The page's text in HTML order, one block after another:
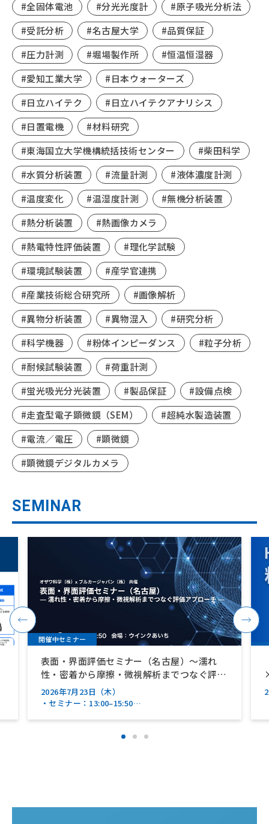
#全固体電池 #分光光度計
#原子吸光分析法
#受託分析
#名古屋大学
#品質保証
#圧力計測
#堀場製作所
#恒温恒湿器
#愛知工業大学
#日本ウォーターズ
#日立ハイテク
#日立ハイテクアナリシス
#日置電機
#材料研究
#東海国立大学機構統括技術センター
#柴田科学
#水質分析装置
#流量計測
#液体濃度計測
#温度変化
#温湿度計測
#無機分析装置
#熱分析装置
#熱画像カメラ
#熱電特性評価装置
#理化学試験
#環境試験装置
#産学官連携
#産業技術総合研究所
#画像解析
#異物分析装置
#異物混入
#研究分析
#科学機器
#粉体インピーダンス
#粒子分析
#耐候試験装置
#荷重計測
#蛍光吸光分光装置
#製品保証
#設備点検
#走査型電子顕微鏡（SEM）
#超純水製造装置
#電流／電圧
#顕微鏡
#顕微鏡デジタルカメラ
SEMINAR
開催中セミナー
表面・界面評価セミナー（名古屋）～濡れ
性・密着から摩擦・微視解析までつなぐ評価
アプローチ～【ブルカージャパン（株）共
催】
2026年7月23日（木）
・セミナー：13:00–15:50